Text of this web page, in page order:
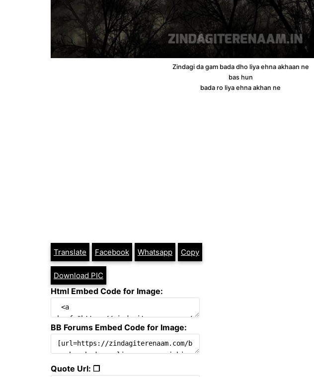
Zindagi da gam bada dho liya ehna akhaan ne
bas hun
bada ro liya ehna akhan ne
Translate Facebook Whatsapp Copy
Download PIC
Html Embed Code for Image:
BB Forums Embed Code for Image:
Quote Url: ❐